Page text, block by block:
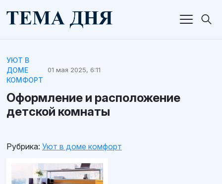
УЮТ В
ДОМЕ
КОМФОРТ
01 мая 2025, 6:11
Оформление и расположение
детской комнаты
Рубрика: Уют в доме комфорт